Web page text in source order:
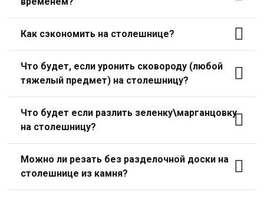
Как сэкономить на столешнице?
Что будет, если уронить сковороду (любой
тяжелый предмет) на столешницу?
Что будет если разлить зеленку\марганцовку
на столешницу?
Можно ли резать без разделочной доски на
столешнице из камня?